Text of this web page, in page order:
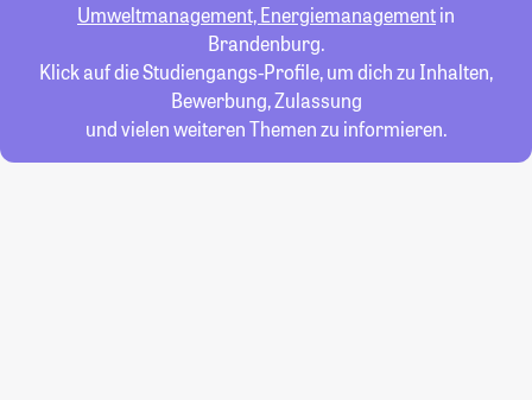
Umweltmanagement, Energiemanagementin
Brandenburg.
Klick auf die Studiengangs-Profile, um dich zu Inhalten,
Bewerbung, Zulassung
und vielen weiteren Themen zu informieren.